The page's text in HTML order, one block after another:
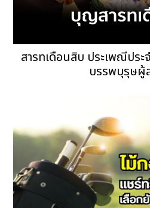
สารทเดือนสิบ ประเพณีประ
บรรพบุรุษผู้